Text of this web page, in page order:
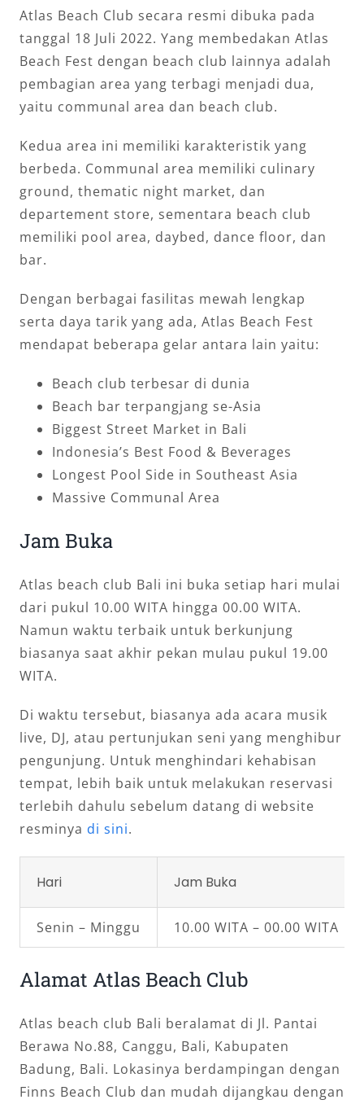
Atlas Beach Club secara resmi dibuka pada
tanggal 18 Juli 2022. Yang membedakan Atlas
Beach Fest dengan beach club lainnya adalah
pembagian area yang terbagi menjadi dua,
yaitu communal area dan beach club.
Kedua area ini memiliki karakteristik yang
berbeda. Communal area memiliki culinary
ground, thematic night market, dan
departement store, sementara beach club
memiliki pool area, daybed, dance floor, dan
bar.
Dengan berbagai fasilitas mewah lengkap
serta daya tarik yang ada, Atlas Beach Fest
mendapat beberapa gelar antara lain yaitu:
Beach club terbesar di dunia
Beach bar terpangjang se-Asia
Biggest Street Market in Bali
Indonesia’s Best Food & Beverages
Longest Pool Side in Southeast Asia
Massive Communal Area
Jam Buka
Atlas beach club Bali ini buka setiap hari mulai
dari pukul 10.00 WITA hingga 00.00 WITA.
Namun waktu terbaik untuk berkunjung
biasanya saat akhir pekan mulau pukul 19.00
WITA.
Di waktu tersebut, biasanya ada acara musik
live, DJ, atau pertunjukan seni yang menghibur
pengunjung. Untuk menghindari kehabisan
tempat, lebih baik untuk melakukan reservasi
terlebih dahulu sebelum datang di website
resminya di sini.
Hari Jam Buka
Senin – Minggu 10.00 WITA – 00.00 WITA
Alamat Atlas Beach Club
Atlas beach club Bali beralamat di Jl. Pantai
Berawa No.88, Canggu, Bali, Kabupaten
Badung, Bali. Lokasinya berdampingan dengan
Finns Beach Club dan mudah dijangkau dengan